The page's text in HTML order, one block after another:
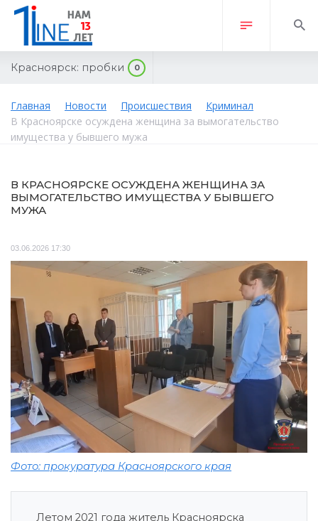
Красноярск: пробки 0
Главная Новости Происшествия
Криминал
В Красноярске осуждена женщина за вымогательство
имущества у бывшего мужа
В КРАСНОЯРСКЕ ОСУЖДЕНА ЖЕНЩИНА ЗА
ВЫМОГАТЕЛЬСТВО ИМУЩЕСТВА У БЫВШЕГО
МУЖА
03.06.2026 17:30
Фото: прокуратура Красноярского края
Летом 2021 года житель Красноярска